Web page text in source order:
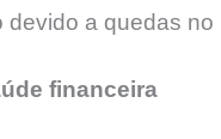
devido a quedas
financeira